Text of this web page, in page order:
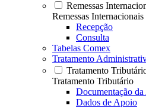
Remessas
Remessas Internacionais
Recepção
Consulta
Tabelas Comex
Tratamento
Tratamento
Tratamento Tributário
Documentação
Dados de Apoio